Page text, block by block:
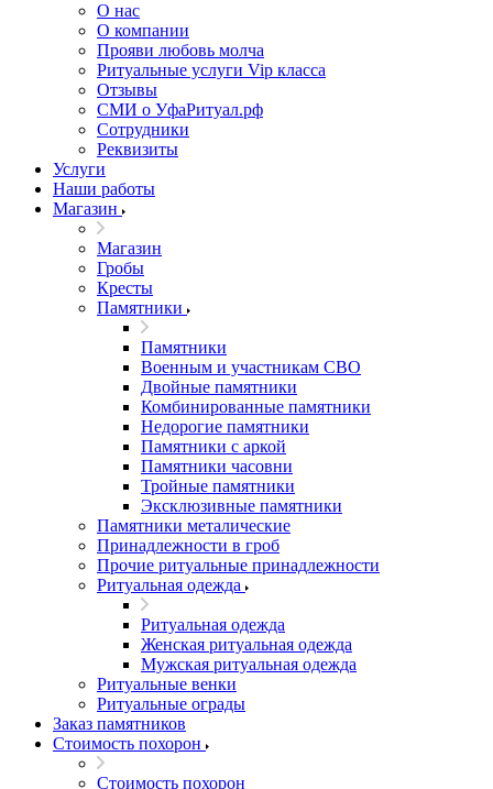
О нас
О компании
Прояви любовь молча
Ритуальные услуги Vip класса
Отзывы
СМИ о УфаРитуал.рф
Сотрудники
Реквизиты
Услуги
Наши работы
Магазин
Магазин
Гробы
Кресты
Памятники
Памятники
Военным и участникам СВО
Двойные памятники
Комбинированные памятники
Недорогие памятники
Памятники с аркой
Памятники часовни
Тройные памятники
Эксклюзивные памятники
Памятники металические
Принадлежности в гроб
Прочие ритуальные принадлежности
Ритуальная одежда
Ритуальная одежда
Женская ритуальная одежда
Мужская ритуальная одежда
Ритуальные венки
Ритуальные ограды
Заказ памятников
Стоимость похорон
Стоимость похорон